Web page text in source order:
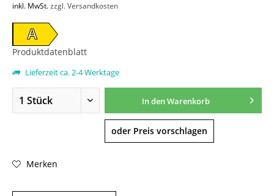
inkl. MwSt.zzgl. Versandkosten
A
Produktdatenblatt
Lieferzeit ca. 2-4 Werktage
In denWarenkorb
oder Preis vorschlagen
Merken